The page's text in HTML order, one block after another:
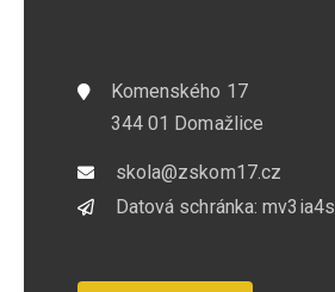
Komenského 17
344 01 Domažlice
skola@zskom17.cz
Datová schránka: mv3ia4s